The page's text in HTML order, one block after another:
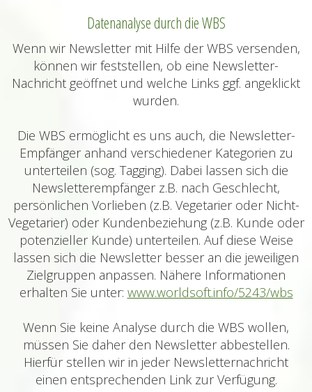
Datenanalyse durch die WBS
Wenn wir Newsletter mit Hilfe der WBS versenden,
können wir feststellen, ob eine Newsletter-
Nachricht geöffnet und welche Links ggf. angeklickt
wurden.
Die WBS ermöglicht es uns auch, die Newsletter-
Empfänger anhand verschiedener Kategorien zu
unterteilen (sog. Tagging). Dabei lassen sich die
Newsletterempfänger z.B. nach Geschlecht,
persönlichen Vorlieben (z.B. Vegetarier oder Nicht-
Vegetarier) oder Kundenbeziehung (z.B. Kunde oder
potenzieller Kunde) unterteilen. Auf diese Weise
lassen sich die Newsletter besser an die jeweiligen
Zielgruppen anpassen. Nähere Informationen
erhalten Sie unter: www.worldsoft.info/5243/wbs
Wenn Sie keine Analyse durch die WBS wollen,
müssen Sie daher den Newsletter abbestellen.
Hierfür stellen wir in jeder Newsletternachricht
einen entsprechenden Link zur Verfügung.